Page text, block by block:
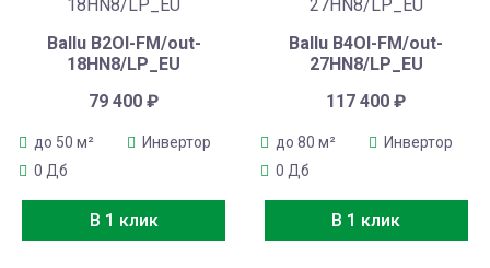
Ballu B2OI-FM/out-
18HN8/LP_EU
79 400₽
до 50 м²
Инвертор
0 Дб
В 1 клик
Ballu B4OI-FM/out-
27HN8/LP_EU
117 400₽
до 80 м²
Инвертор
0 Дб
В 1 клик